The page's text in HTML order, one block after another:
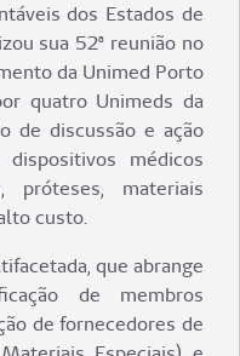
dos Estados de
sua 52ª reunião no
da Unimed Porto
quatro Unimeds da
de discussão e ação
médicos
próteses, materiais
custo.
que abrange
de membros
de fornecedores de